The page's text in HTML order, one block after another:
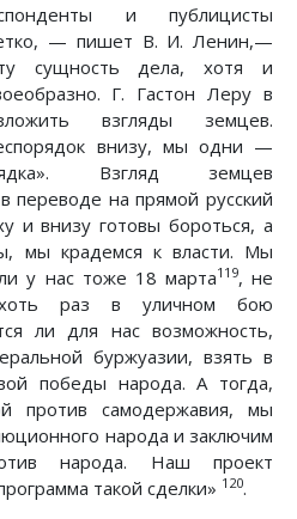
и публицисты
— пишет В. И. Ленин,—
сущность дела, хотя и
Г. Гастон Леру в
взгляды земцев.
внизу, мы одни —
Взгляд земцев
переводе на прямой русский
и внизу готовы бороться, а
мы крадемся к власти. Мы
у нас тоже 18 марта119, не
раз в уличном бою
ли для нас возможность,
буржуазии, взять в
победы народа. А тогда,
против самодержавия, мы
народа и заключим
народа. Наш проект
такой сделки» 120.